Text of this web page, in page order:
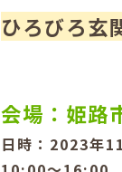
ひろびろ玄
会場：姫路
日時：2023年